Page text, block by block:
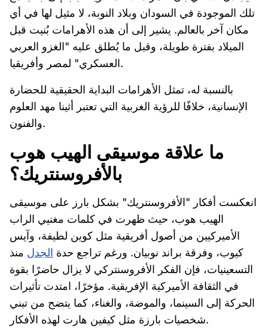
تلك الموجودة في السودان وبلاد النوبة، لا مثيل لها في أي
مكان آخر بالعالم. يشير إلى أن هذه الأهرامات بُنيت قبل
الميلاد بفترة طويلة، وقبل ما يُطلق عليه "الغزو العربي
العسكري" لمصر وأفريقيا.
بالنسبة له، تمثل الأهرامات البداية الحقيقية للحضارة
الإنسانية، خلافًا للرؤية الغربية التي تعتبر أثينا مهد العلوم
والفنون.
ما علاقة موسيقى الهيب هوب
بالأفروسنتريك؟
انعكست أفكار "الأفروسنتريك" بشكل بارز على موسيقى
الهيب هوب، حيث ظهرت في كلمات مغنيي الراب
الأميركيين من أصول أفريقية مثل كوين لطيفة، وآيس
كيوب، وفرقة براند نوبيان. ورغم تراجع حدة الجدل منذ
التسعينيات، فإن الفكر الأفروسنتركي لا يزال حاضرًا بقوة
في الثقافة الأميركية الإفريقية. مؤخرًا، امتدت تأثيرات
الحركة إلى السينما، والموضة، والغناء، كما يتضح من تبني
شخصيات بارزة مثل كيفين هارت لهذه الأفكار.